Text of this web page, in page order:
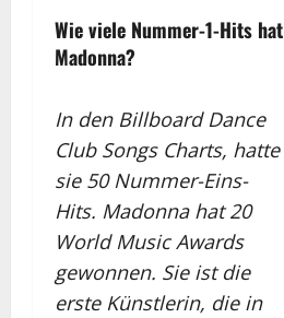
Wie viele Nummer-1-Hits hat
Madonna?
In den Billboard Dance
Club Songs Charts, hatte
sie 50 Nummer-Eins-
Hits. Madonna hat 20
World Music Awards
gewonnen. Sie ist die
erste Künstlerin, die in